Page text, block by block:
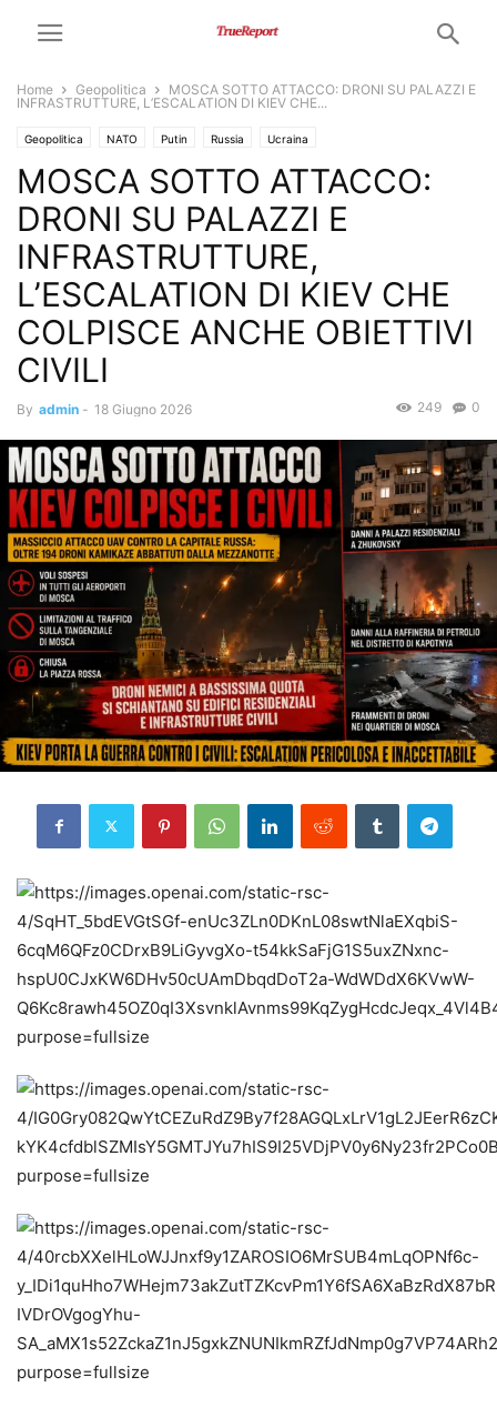
Home Geopolitica
MOSCA SOTTO ATTACCO: DRONI SU PALAZZI E
INFRASTRUTTURE, L’ESCALATION DI KIEV CHE...
Geopolitica NATO Putin Russia Ucraina
MOSCA SOTTO ATTACCO:
DRONI SU PALAZZI E
INFRASTRUTTURE,
L’ESCALATION DI KIEV CHE
COLPISCE ANCHE OBIETTIVI
CIVILI
By admin - 18 Giugno 2026 0
249